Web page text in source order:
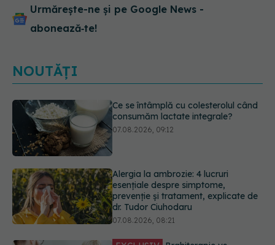
Urmărește-ne și pe Google News -
abonează‑te!
NOUTĂȚI
Alergia la ambrozie: 4 lucruri
esențiale despre simptome,
prevenție și tratament, explicate de
EXCLUSIV Brahiterapie vs
radioterapie externă în cancerul
ginecologic. Dr. Sorin Bogdan
(SANADOR) explică diferența și
06.08.2026, 22:49